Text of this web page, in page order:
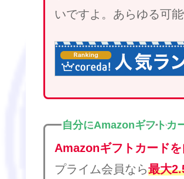
いですよ。あらゆる可
自分にAmazonギフトカ
Amazonギフトカード
プライム会員なら最大